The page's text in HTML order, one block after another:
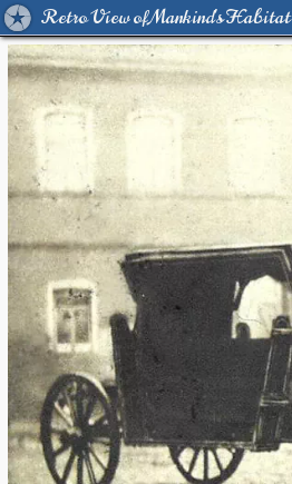
Retro View of Mankind's Habitat